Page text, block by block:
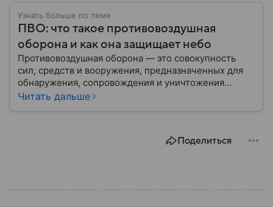
Узнать больше по теме
ПВО: что такое противовоздушная
оборона и как она защищает небо
Противовоздушная оборона — это совокупность
сил, средств и вооружения, предназначенных для
обнаружения, сопровождения и уничтожения
средств воздушного нападения. Современные
Читать дальше
Поделиться